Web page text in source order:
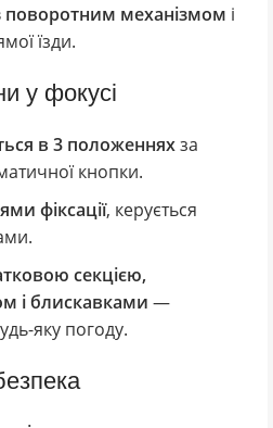
поворотним механізмом і
їзди.
у фокусі
в 3 положенняхза
кнопки.
фіксації, керується
секцією,
і блискавками —
яку погоду.